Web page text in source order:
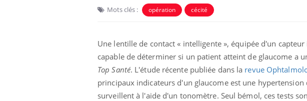
Mots clés : opération cécité
Une lentille de contact « intelligente », équipée d'un
capable de déterminer si un patient atteint de glaucome a
Top Santé. L'étude récente publiée dans la revue
principaux indicateurs d'un glaucome est une
surveillent à l'aide d'un tonomètre. Seul bémol, ces tests